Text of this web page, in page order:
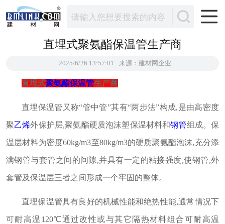
直埋式聚氨酯保温管生产商
2025/6/26 13:57:01 来源：建材网企业
直埋式聚氨酯保温管生产商
直埋保温管又称“管中管”其有“两步法”构成,是由高密度
聚乙烯外保护层,聚氨酯硬质泡沫塑保温材料和钢管组成。保
温层材料为密度60kg/m3至80kg/m3的硬质聚氨酯泡沫,充分添
满钢管与套管之间的间隙,并具有一定的粘接强度,使钢管,外
套管及保温层三者之间形成一个牢固的整体。
直埋保温管具有良好的机械性能和绝热性能,通常情况下
可耐高温120℃通过改性或与其它隔热材料组合可耐高温